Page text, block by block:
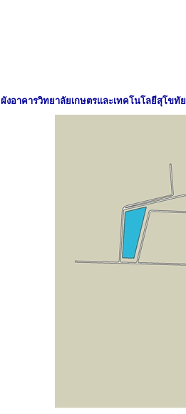
ผังอาคารวิทยาลัยเกษตรและเทคโนโลยีสุโขทัย